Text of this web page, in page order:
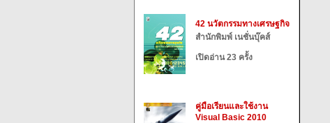
42 นวัตกรรมทางเศรษฐกิจ
สำนักพิมพ์ เนชั่นบุ๊คส์
เปิดอ่าน 23 ครั้ง
คู่มือเรียนและใช้งาน
Visual Basic 2010